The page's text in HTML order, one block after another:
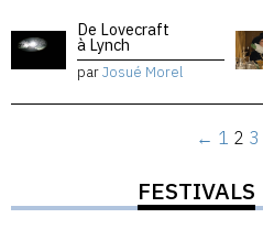
De Lovecraft
à Lynch
parJosué Morel
← 1 2 3
FESTIVALS